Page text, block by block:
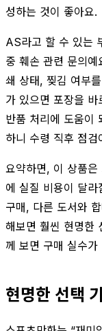
성하는 것이 좋아요.
AS라고 할 수 있는
중 훼손 관련 문의
쇄 상태, 찢김 여부
가 있으면 포장을 바
반품 처리에 도움이
하니 수령 직후 점검
요약하면, 이 상품
에 실질 비용이 달
구매, 다른 도서와
해보면 훨씬 현명한
께 보면 구매 실수가
현명한 선택